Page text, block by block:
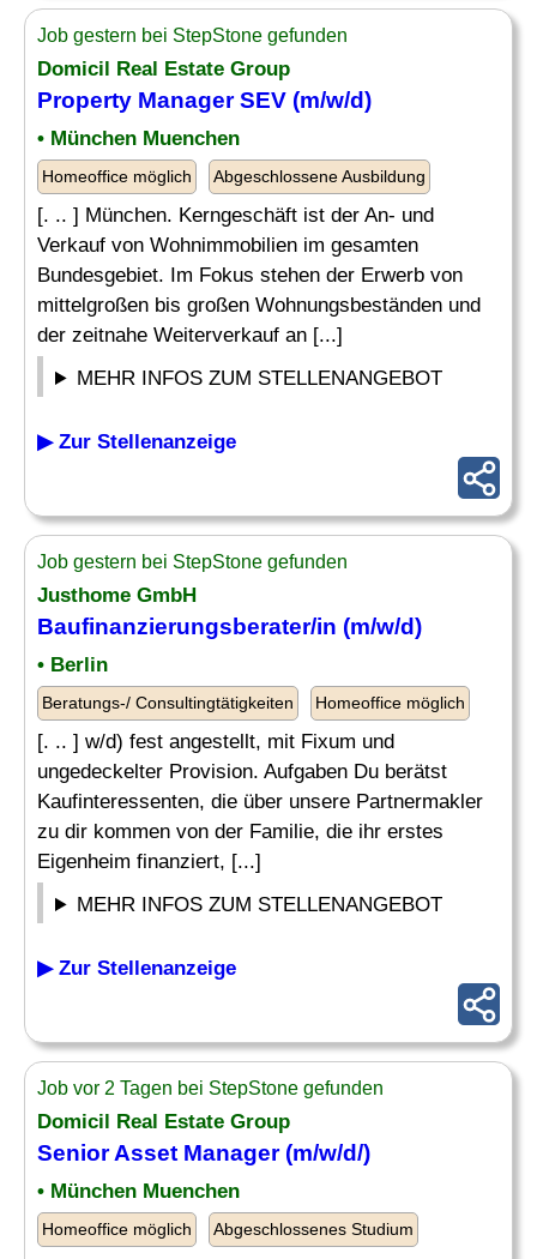
Job gestern bei StepStone gefunden
Domicil Real Estate Group
Property Manager SEV (m/w/d)
• München Muenchen
Homeoffice möglich Abgeschlossene Ausbildung
[. .. ] München. Kerngeschäft ist der An- und
Verkauf von Wohnimmobilien im gesamten
Bundesgebiet. Im Fokus stehen der Erwerb von
mittelgroßen bis großen Wohnungsbeständen und
der zeitnahe Weiterverkauf an [...]
MEHR INFOS ZUM STELLENANGEBOT
▶ Zur Stellenanzeige
Job gestern bei StepStone gefunden
Justhome GmbH
Baufinanzierungsberater/in (m/w/d)
• Berlin
Beratungs-/ Consultingtätigkeiten Homeoffice möglich
[. .. ] w/d) fest angestellt, mit Fixum und
ungedeckelter Provision. Aufgaben Du berätst
Kaufinteressenten, die über unsere Partnermakler
zu dir kommen von der Familie, die ihr erstes
Eigenheim finanziert, [...]
MEHR INFOS ZUM STELLENANGEBOT
▶ Zur Stellenanzeige
Job vor 2 Tagen bei StepStone gefunden
Domicil Real Estate Group
Senior Asset Manager (m/w/d/)
• München Muenchen
Homeoffice möglich Abgeschlossenes Studium